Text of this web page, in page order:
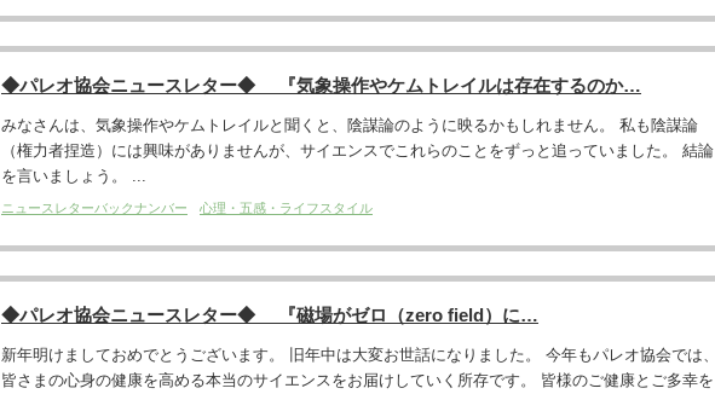
◆パレオ協会ニュースレター◆ 『気象操作やケムトレイルは存在するのか…
みなさんは、気象操作やケムトレイルと聞くと、陰謀論のように映るかもしれません。 私も陰謀論
（権力者捏造）には興味がありませんが、サイエンスでこれらのことをずっと追っていました。 結論
を言いましょう。 ...
ニュースレターバックナンバー 心理・五感・ライフスタイル
◆パレオ協会ニュースレター◆ 『磁場がゼロ（zero field）に…
新年明けましておめでとうございます。 旧年中は大変お世話になりました。 今年もパレオ協会では、
皆さまの心身の健康を高める本当のサイエンスをお届けしていく所存です。 皆様のご健康とご多幸を